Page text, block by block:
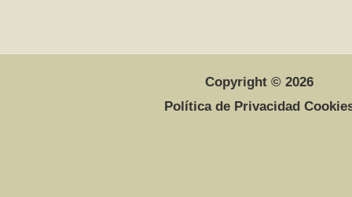
Copyright © 2026
Política de Privacidad